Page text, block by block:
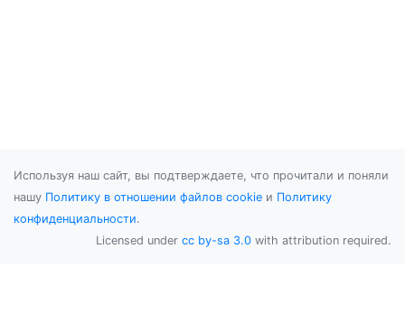
Используя наш сайт, вы подтверждаете, что прочитали и поняли
нашу Политику в отношении файлов cookie и Политику
конфиденциальности.
Licensed under cc by-sa 3.0 with attribution required.